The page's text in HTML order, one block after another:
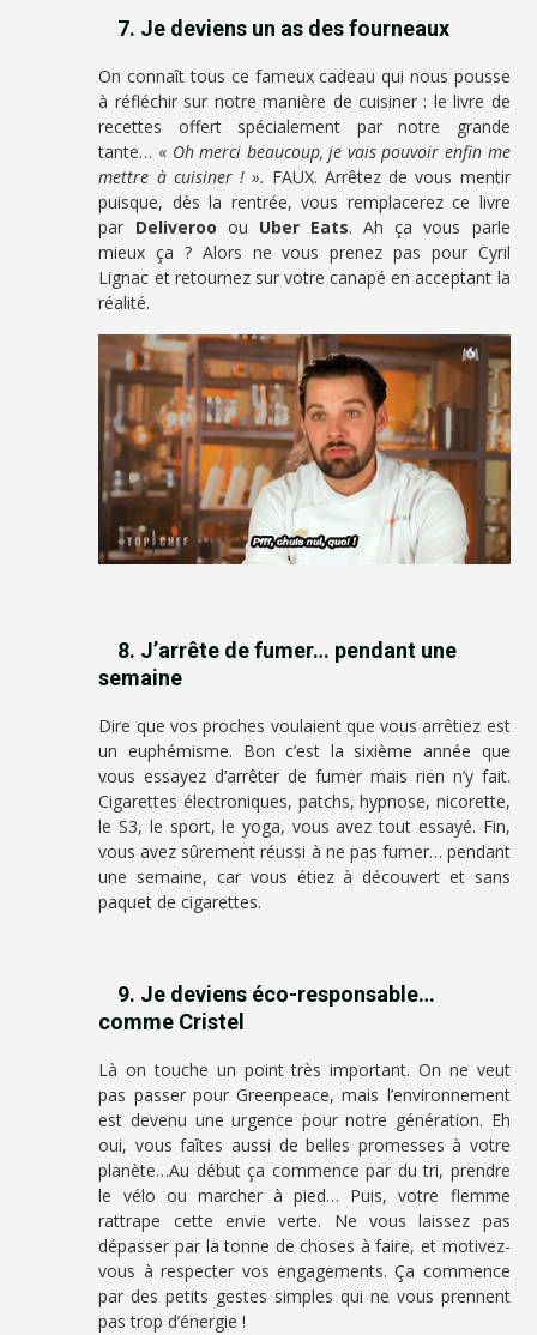
7. Je deviens un as des fourneaux
On connaît tous ce fameux cadeau qui nous pousse
à réfléchir sur notre manière de cuisiner : le livre de
recettes offert spécialement par notre grande
tante… « Oh merci beaucoup, je vais pouvoir enfin me
mettre à cuisiner ! ». FAUX. Arrêtez de vous mentir
puisque, dès la rentrée, vous remplacerez ce livre
par Deliveroo ou Uber Eats. Ah ça vous parle
mieux ça ? Alors ne vous prenez pas pour Cyril
Lignac et retournez sur votre canapé en acceptant la
réalité.
8. J’arrête de fumer… pendant une
semaine
Dire que vos proches voulaient que vous arrêtiez est
un euphémisme. Bon c’est la sixième année que
vous essayez d’arrêter de fumer mais rien n’y fait.
Cigarettes électroniques, patchs, hypnose, nicorette,
le S3, le sport, le yoga, vous avez tout essayé. Fin,
vous avez sûrement réussi à ne pas fumer… pendant
une semaine, car vous étiez à découvert et sans
paquet de cigarettes.
9. Je deviens éco-responsable…
comme Cristel
Là on touche un point très important. On ne veut
pas passer pour Greenpeace, mais l’environnement
est devenu une urgence pour notre génération. Eh
oui, vous faîtes aussi de belles promesses à votre
planète…Au début ça commence par du tri, prendre
le vélo ou marcher à pied… Puis, votre flemme
rattrape cette envie verte. Ne vous laissez pas
dépasser par la tonne de choses à faire, et motivez-
vous à respecter vos engagements. Ça commence
par des petits gestes simples qui ne vous prennent
pas trop d’énergie !